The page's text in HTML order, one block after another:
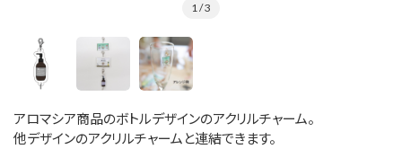
1/ 3
アロマシア商品のボトルデザインのアクリルチャーム。
他デザインのアクリルチャームと連結できます。